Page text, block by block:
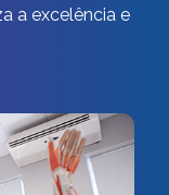
a excelência e